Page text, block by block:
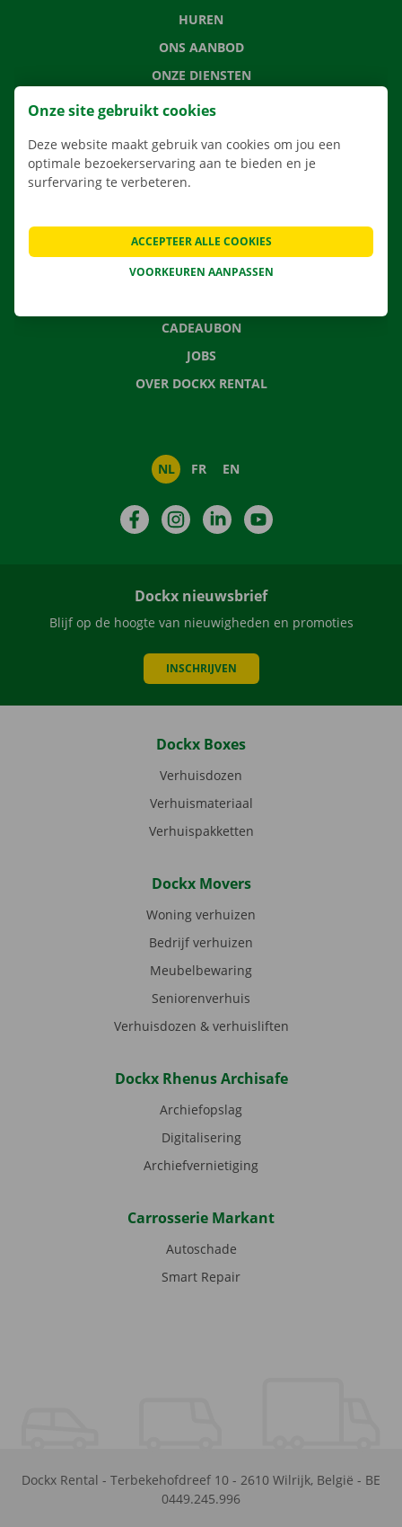
HUREN
ONS AANBOD
ONZE DIENSTEN
LOCATIES
VERHUISOPLOSSINGEN
CONTACTEER ONS
VEELGESTELDE VRAGEN
CADEAUBON
JOBS
OVER DOCKX RENTAL
NL FR EN
FacebookInstagramLinkedIn
Dockx nieuwsbrief
Blijf op de hoogte van nieuwigheden en promoties
INSCHRIJVEN
Dockx Boxes
Verhuisdozen
Verhuismateriaal
Verhuispakketten
Dockx Movers
Woning verhuizen
Bedrijf verhuizen
Meubelbewaring
Seniorenverhuis
Verhuisdozen & verhuisliften
Dockx Rhenus Archisafe
Archiefopslag
Digitalisering
Archiefvernietiging
Carrosserie Markant
Autoschade
Smart Repair
Dockx Rental - Terbekehofdreef 10 - 2610 Wilrijk, België - BE
0449.245.996
Onze site gebruikt cookies
Deze website maakt gebruik van cookies om jou een
optimale bezoekerservaring aan te bieden en je
surfervaring te verbeteren.
VOORKEUREN AANPASSEN
ACCEPTEER ALLE COOKIES